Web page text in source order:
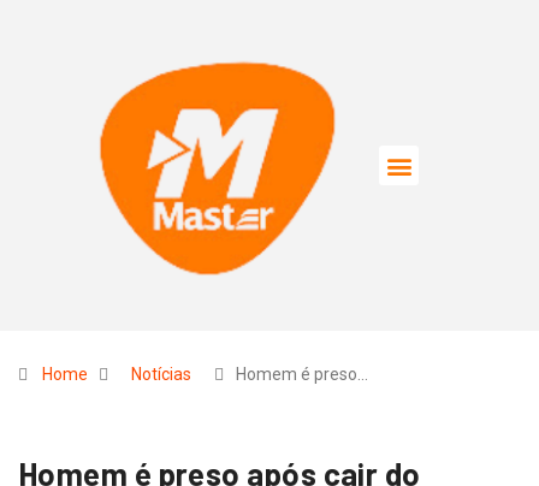
Home Notícias Homem é preso…
Homem é preso após cair do